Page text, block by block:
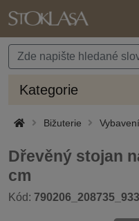
Kategorie
Bižuterie
Dřevěný stojan
cm
Kód: